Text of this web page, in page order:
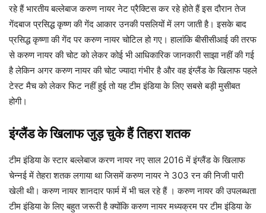
रहे हैं भारतीय बल्लेबाज करुण नायर नेट प्रैक्टिस कर रहे होते हैं इस दौरान तेज
गेंदबाज प्रसिद्ध कृष्ण की गेंद आकार उनकी पसलियों में लग जाती है। इसके बाद
प्रसिद्ध कृष्णा की गेंद पर करुण नायर चोटिल हो गए। हालांकि बीसीसीआई की तरफ
से करुण नायर की चोट को लेकर कोई भी आधिकारिक जानकारी साझा नहीं की गई
है लेकिन अगर करुण नायर की चोट ज्यादा गंभीर है और वह इंग्लैंड के खिलाफ पहले
टेस्ट मैच को लेकर फिट नहीं हुई तो यह टीम इंडिया के लिए सबसे बड़ी मुसीबत
होगी।
इंग्लैंड के खिलाफ जुड़ चुके हैं तिहरा शतक
टीम इंडिया के स्टार बल्लेबाज करण नायर नए साल 2016 में इंग्लैंड के खिलाफ
चेन्नई में तेहरा शतक लगाया था जिसमें करुण नायर ने 303 रन की निजी पारी
खेली थी। करुण नायर शानदार फार्म में भी चल रहे हैं । करुण नायर की उपलब्धता
टीम इंडिया के लिए बहुत जरूरी है क्योंकि करुण नायर मध्यक्रम पर टीम इंडिया के